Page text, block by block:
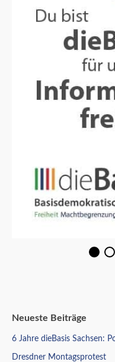
Neueste Beiträge
6 Jahre dieBasis Sachsen:
Dresdner Montagsprotest